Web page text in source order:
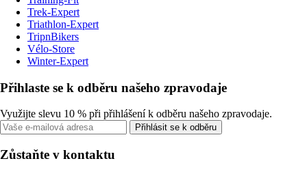
Trek-Expert
Triathlon-Expert
TripnBikers
Vélo-Store
Winter-Expert
Přihlaste se k odběru našeho zpravodaje
Využijte slevu 10 % při přihlášení k odběru našeho zpravodaje.
Přihlásit se k odběru
Zůstaňte v kontaktu